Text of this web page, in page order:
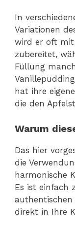
In
Variationen
wird er oft mit
zubereitet,
Füllung
hat ihre
die den
Warum
Das hier
die
harmonische
Es ist einfach
authentischen
direkt in Ihre